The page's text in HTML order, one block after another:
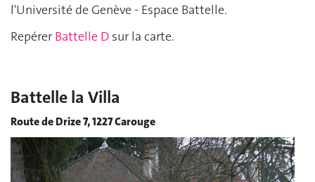
l'Université de Genève - Espace Battelle.
Repérer Battelle D sur la carte.
Battelle la Villa
Route de Drize 7, 1227 Carouge